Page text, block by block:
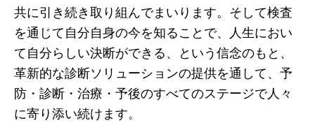
共に引き続き取り組んでまいります。そして検査
を通じて自分自身の今を知ることで、人生におい
て自分らしい決断ができる、という信念のもと、
革新的な診断ソリューションの提供を通して、予
防・診断・治療・予後のすべてのステージで人々
に寄り添い続けます。